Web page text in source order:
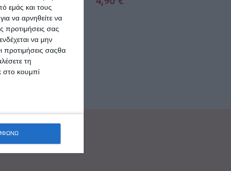
εμάς και τους
να αρνηθείτε να
προτιμήσεις σας
να μην
προτιμήσεις σαςθα
τη
στο κουμπί
ΠΡΟΣΘΉΚΗ ΣΤΟ ΚΑΛΆΘΙ